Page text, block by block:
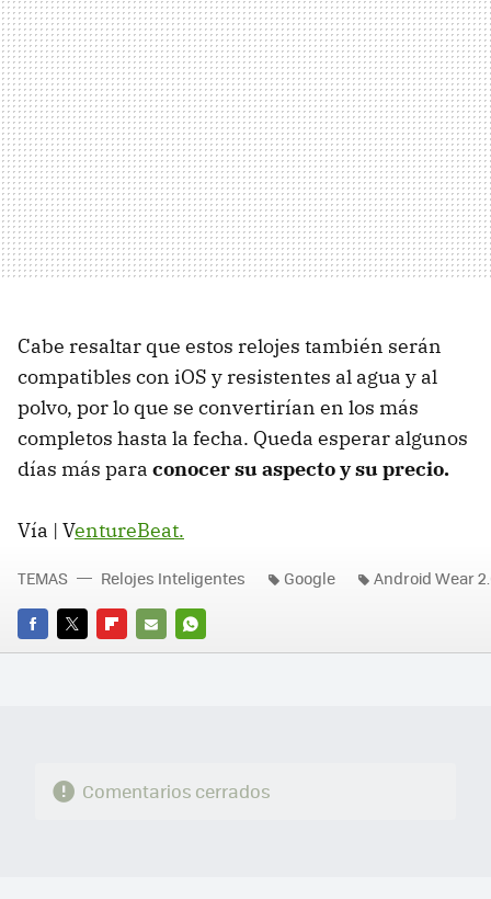
Cabe resaltar que estos relojes también serán
compatibles con iOS y resistentes al agua y al
polvo, por lo que se convertirían en los más
completos hasta la fecha. Queda esperar algunos
días más para conocer su aspecto y su precio.
Vía | VentureBeat.
FACEBOOK
TWITTERFLIPBOARD
E-
WHATSAPP
TEMAS Relojes Inteligentes Google Android Wear
Comentarios cerrados